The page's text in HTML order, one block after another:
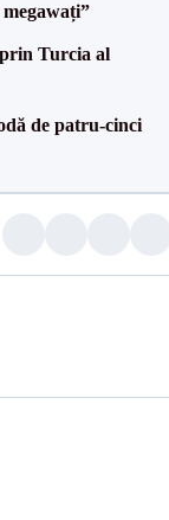
Turcia al
de patru-cinci